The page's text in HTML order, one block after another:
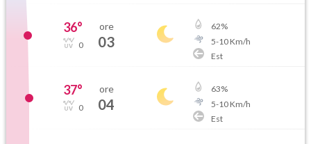
36°
0
ore
03
62%
5-10Km/h
Est
37°
0
ore
04
63%
5-10Km/h
Est